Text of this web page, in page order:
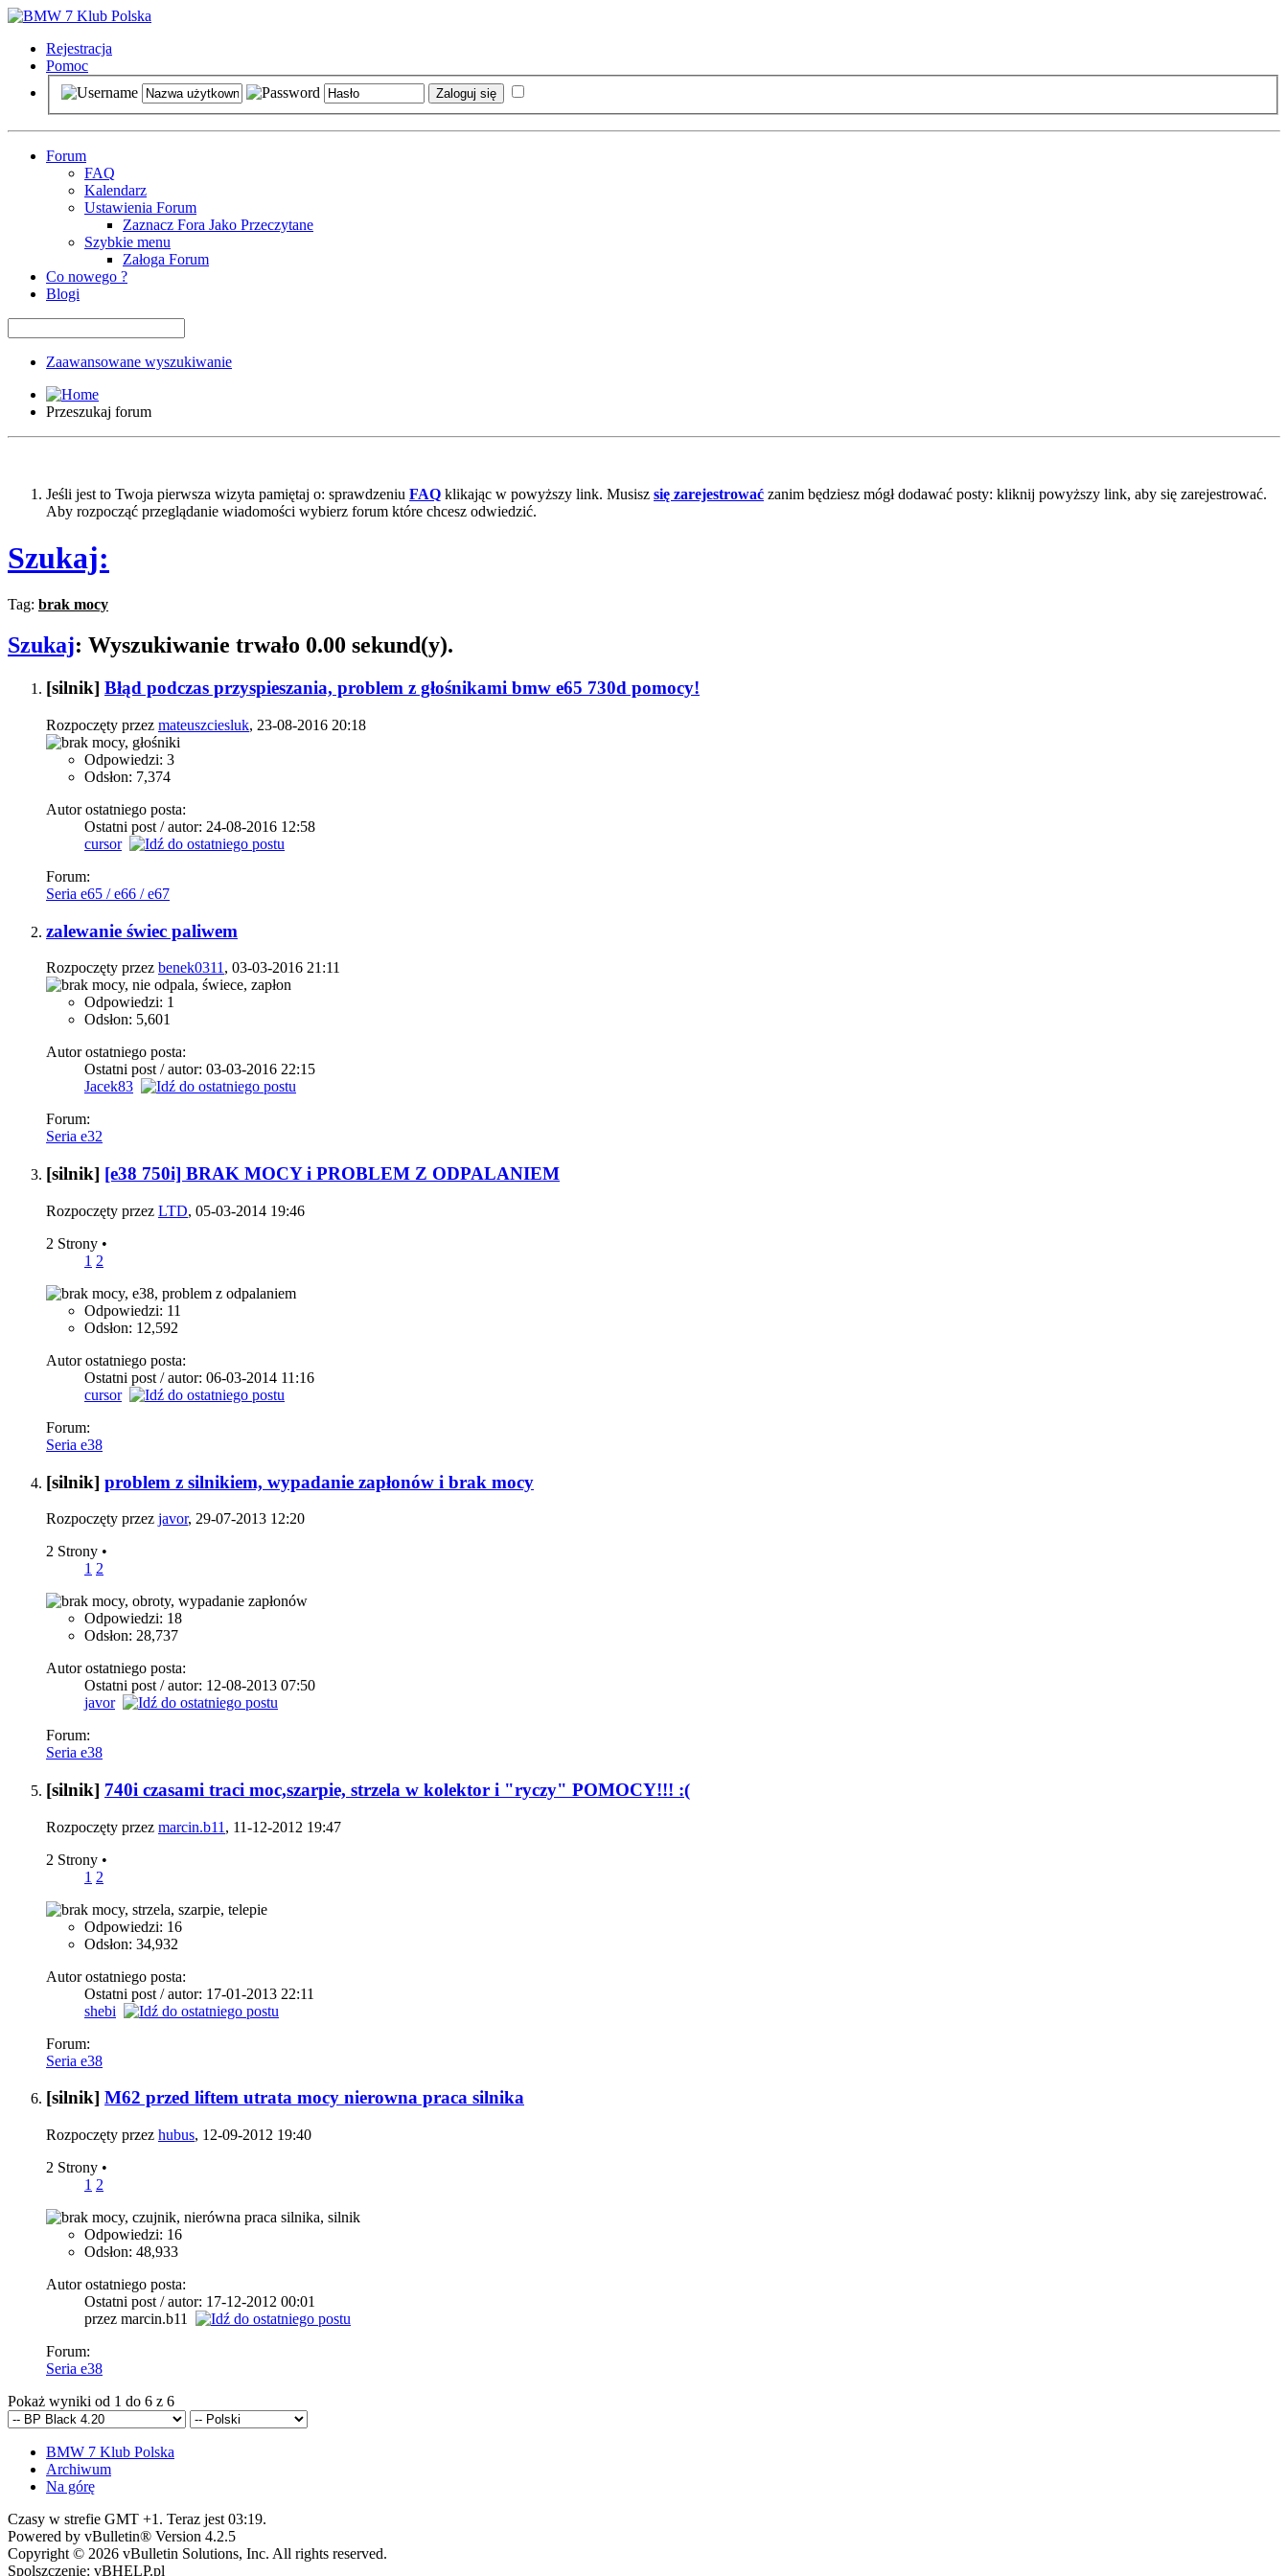
Rejestracja
Pomoc
Forum
FAQ
Kalendarz
Ustawienia Forum
Zaznacz Fora Jako Przeczytane
Szybkie menu
Załoga Forum
Co nowego ?
Blogi
Zaawansowane wyszukiwanie
Przeszukaj forum
Jeśli jest to Twoja pierwsza wizyta pamiętaj o: sprawdzeniu FAQ klikając w powyższy link. Musisz się zarejestrować zanim będziesz mógł dodawać posty: kliknij powyższy link, aby się zarejestrować.
Aby rozpocząć przeglądanie wiadomości wybierz forum które chcesz odwiedzić.
Szukaj:
Tag: brak mocy
Szukaj: Wyszukiwanie trwało 0.00 sekund(y).
[silnik] Błąd podczas przyspieszania, problem z głośnikami bmw e65 730d pomocy!
Rozpoczęty przez mateuszciesluk, 23-08-2016 20:18
Odpowiedzi: 3
Odsłon: 7,374
Autor ostatniego posta:
Ostatni post / autor: 24-08-2016 12:58
cursor
Forum:
Seria e65 / e66 / e67
zalewanie świec paliwem
Rozpoczęty przez benek0311, 03-03-2016 21:11
Odpowiedzi: 1
Odsłon: 5,601
Autor ostatniego posta:
Ostatni post / autor: 03-03-2016 22:15
Jacek83
Forum:
Seria e32
[silnik] [e38 750i] BRAK MOCY i PROBLEM Z ODPALANIEM
Rozpoczęty przez LTD, 05-03-2014 19:46
2 Strony •
1 2
Odpowiedzi: 11
Odsłon: 12,592
Autor ostatniego posta:
Ostatni post / autor: 06-03-2014 11:16
cursor
Forum:
Seria e38
[silnik] problem z silnikiem, wypadanie zapłonów i brak mocy
Rozpoczęty przez javor, 29-07-2013 12:20
2 Strony •
1 2
Odpowiedzi: 18
Odsłon: 28,737
Autor ostatniego posta:
Ostatni post / autor: 12-08-2013 07:50
javor
Forum:
Seria e38
[silnik] 740i czasami traci moc,szarpie, strzela w kolektor i "ryczy" POMOCY!!! :(
Rozpoczęty przez marcin.b11 , 11-12-2012 19:47
2 Strony •
1 2
Odpowiedzi: 16
Odsłon: 34,932
Autor ostatniego posta:
Ostatni post / autor: 17-01-2013 22:11
shebi
Forum:
Seria e38
[silnik] M62 przed liftem utrata mocy nierowna praca silnika
Rozpoczęty przez hubus, 12-09-2012 19:40
2 Strony •
1 2
Odpowiedzi: 16
Odsłon: 48,933
Autor ostatniego posta:
Ostatni post / autor: 17-12-2012 00:01
przez marcin.b11
Forum:
Seria e38
Pokaż wyniki od 1 do 6 z 6
BMW 7 Klub Polska
Archiwum
Na górę
Czasy w strefie GMT +1. Teraz jest 03:19.
Powered by vBulletin® Version 4.2.5
Copyright © 2026 vBulletin Solutions, Inc. All rights reserved.
Spolszczenie: vBHELP.pl